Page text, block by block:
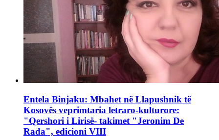
Entela Binjaku: Mbahet në Llapushnik të
Kosovës veprimtaria letraro-kulturore:
"Qershori i Lirisë- takimet "Jeronim De
Rada", edicioni VIII